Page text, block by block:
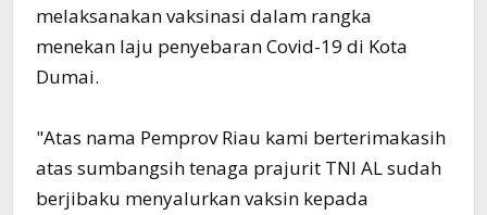
melaksanakan vaksinasi dalam rangka
menekan laju penyebaran Covid-19 di Kota
Dumai.
"Atas nama Pemprov Riau kami berterimakasih
atas sumbangsih tenaga prajurit TNI AL sudah
berjibaku menyalurkan vaksin kepada